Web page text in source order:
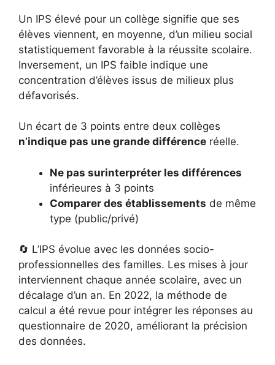
Un IPS élevé pour un collège signifie que ses
élèves viennent, en moyenne, d’un milieu social
statistiquement favorable à la réussite scolaire.
Inversement, un IPS faible indique une
concentration d’élèves issus de milieux plus
défavorisés.
Un écart de 3 points entre deux collèges
n’indique pas une grande différence réelle.
Ne pas surinterpréter les différences
inférieures à 3 points
Comparer des établissements de même
type (public/privé)
🔄 L’IPS évolue avec les données socio-
professionnelles des familles. Les mises à jour
interviennent chaque année scolaire, avec un
décalage d’un an. En 2022, la méthode de
calcul a été revue pour intégrer les réponses au
questionnaire de 2020, améliorant la précision
des données.